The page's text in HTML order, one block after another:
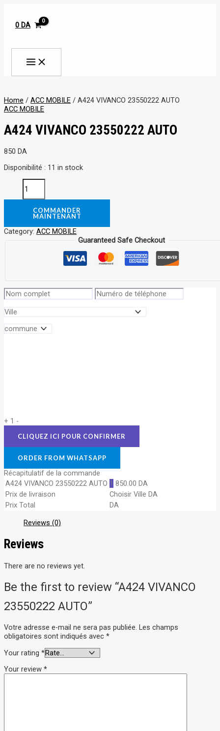
contenu
0 DA
Home / ACC MOBILE / A424 VIVANCO 23550222 AUTO
ACC MOBILE
A424 VIVANCO 23550222 AUTO
850 DA
Disponibilité : 11 in stock
23550222
AUTO
COMMANDER
MAINTENANT
Category: ACC MOBILE
Guaranteed Safe Checkout
+ 1 -
ORDER FROM WHATSAPP
Récapitulatif de la commande
A424 VIVANCO 23550222 AUTO 1 850.00 DA
Prix de livraison
Choisir Ville DA
Prix Total
DA
Reviews (0)
Reviews
There are no reviews yet.
Be the first to review “A424 VIVANCO
23550222 AUTO”
Votre adresse e-mail ne sera pas publiée. Les champs
obligatoires sont indiqués avec *
Your rating *
Your review *